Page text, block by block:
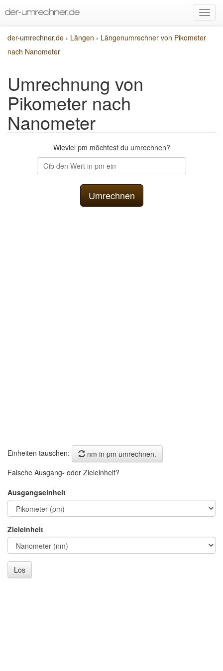
der-umrechner.de › Längen › Längenumrechner von Pikometer
nach Nanometer
Umrechnung von
Pikometer nach
Nanometer
Wieviel pm möchtest du umrechnen?
Einheiten tauschen:
nm in pm umrechnen.
Falsche Ausgang- oder Zieleinheit?
Ausgangseinheit
Zieleinheit
Los